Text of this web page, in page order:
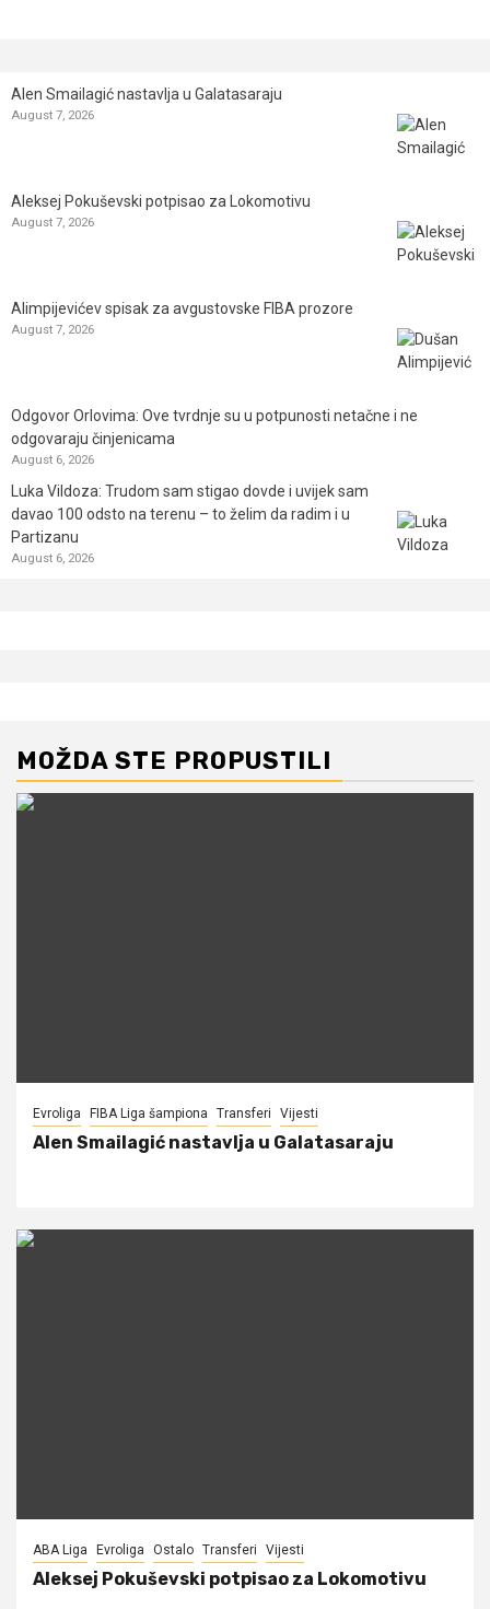
Alen Smailagić nastavlja u Galatasaraju
August 7, 2026
Aleksej Pokuševski potpisao za Lokomotivu
August 7, 2026
Alimpijevićev spisak za avgustovske FIBA prozore
August 7, 2026
Odgovor Orlovima: ​Ove tvrdnje su u potpunosti netačne i ne
odgovaraju činjenicama
August 6, 2026
Luka Vildoza: Trudom sam stigao dovde i uvijek sam
davao 100 odsto na terenu – to želim da radim i u
Partizanu
August 6, 2026
MOŽDA STE PROPUSTILI
Evroliga FIBA Liga šampiona Transferi Vijesti
Alen Smailagić nastavlja u Galatasaraju
ABA Liga Evroliga Ostalo Transferi Vijesti
Aleksej Pokuševski potpisao za Lokomotivu